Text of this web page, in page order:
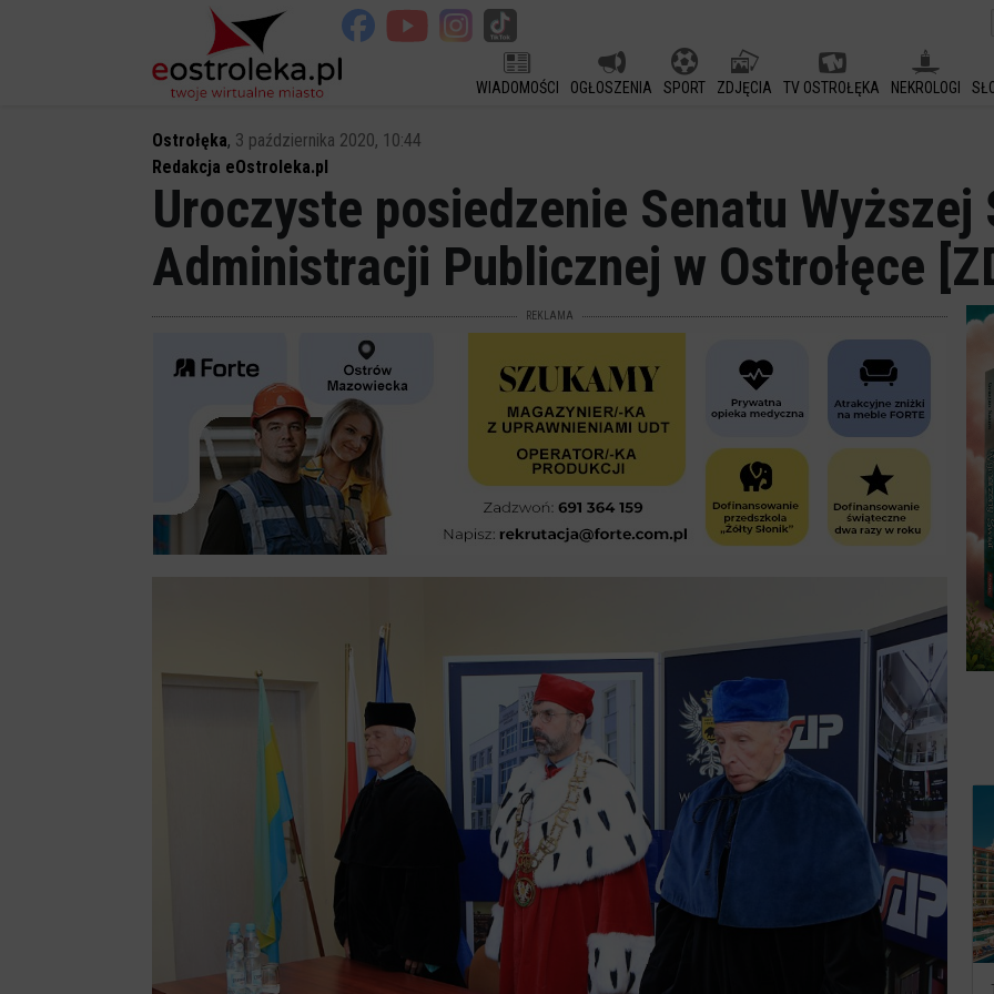
WIADOMOŚCI OGŁOSZENIA SPORT ZDJĘCIA TV OSTROŁĘKA NEKROLOGI
Ostrołęka, 3 października 2020, 10:44
Redakcja eOstroleka.pl
Uroczyste posiedzenie Senatu Wyższej
Administracji Publicznej w Ostrołęce
REKLAMA